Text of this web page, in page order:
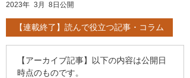
2023年 3月 8日公開
【連載終了】読んで役立つ記事・コラム
【アーカイブ記事】以下の内容は公開日
時点のものです。